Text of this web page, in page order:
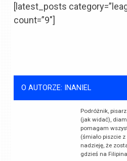
[latest_posts
count=”9″]
O AUTORZE: INANIEL
Podróżnik,
(jak widać),
pomagam
(śmiało piszcie
nadzieję, że
gdzieś na